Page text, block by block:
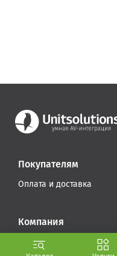
Покупателям
Оплата и доставка
Компания
Стать партнером